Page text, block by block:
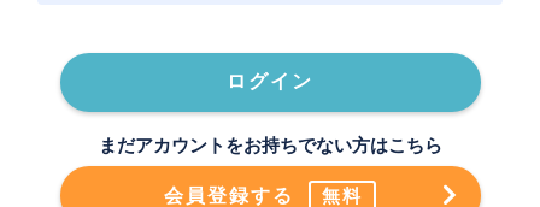
ログイン
まだアカウントをお持ちでない方はこちら
会員登録する 無料